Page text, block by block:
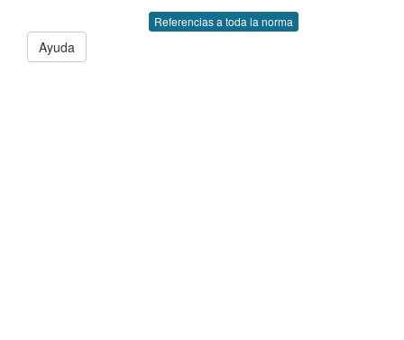
Referencias a toda la norma
Ayuda